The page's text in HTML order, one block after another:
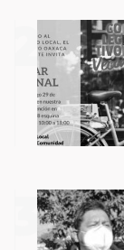
2
3